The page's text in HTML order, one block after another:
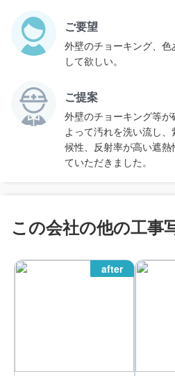
ご要望
外壁のチョーキング、
して欲しい。
ご提案
外壁のチョーキング等
よって汚れを洗い流し
候性、反射率が高い遮
ていただきました。
この会社の他の工事
after